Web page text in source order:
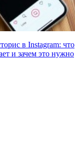
в Instagram: что
и зачем это нужно